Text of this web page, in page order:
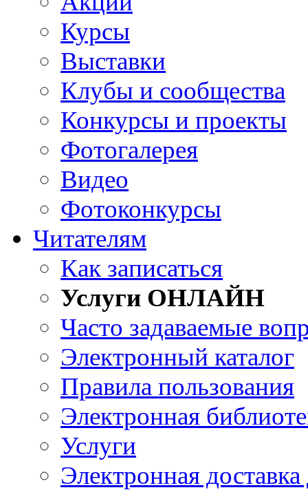
Курсы
Выставки
Клубы и сообщества
Конкурсы и проекты
Фотогалерея
Видео
Фотоконкурсы
Читателям
Как записаться
Услуги ОНЛАЙН
Часто задаваемые
Электронный каталог
Правила пользования
Электронная
Услуги
Электронная